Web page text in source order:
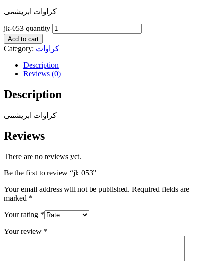
کراوات ابریشمی
jk-053 quantity
Add to cart
Category: کراوات
Description
Reviews (0)
Description
کراوات ابریشمی
Reviews
There are no reviews yet.
Be the first to review “jk-053”
Your email address will not be published. Required fields are
marked *
Your rating *
Your review *